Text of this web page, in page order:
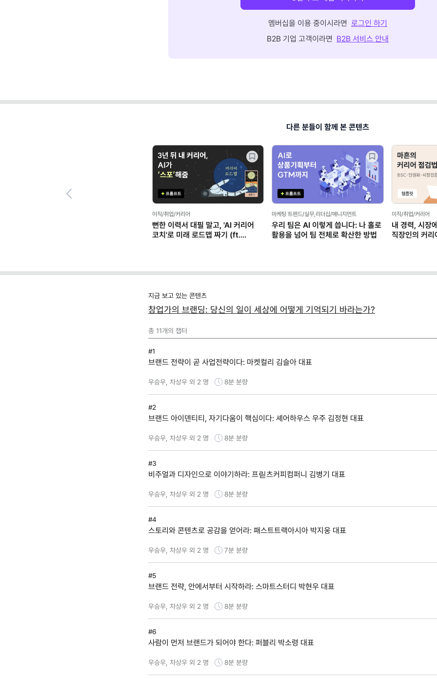
멤버십을 이용 중이시라면 로그인 하기
B2B 기업 고객이라면 B2B 서비스 안내
다른 분들이 함께 본 콘텐츠
이직/취업/커리어
뻔한 이력서 대필 말고, 'AI 커리어
코치'로 미래 로드맵 짜기 (ft.
마케팅 트렌드/실무,리더십/매니지먼트
우리 팀은 AI 이렇게 씁니다: 나 홀로
활용을 넘어 팀 전체로 확산한 방법
이직/취업/커리어
내 경력, 시장
직장인의 커리
지금 보고 있는 콘텐츠
창업가의 브랜딩: 당신의 일이 세상에 어떻게 기억되기 바라는가?
총 11개의 챕터
#1
브랜드 전략이 곧 사업전략이다: 마켓컬리 김슬아 대표
우승우, 차상우 외 2 명 8분 분량
#2
브랜드 아이덴티티, 자기다움이 핵심이다: 셰어하우스 우주 김정현 대표
우승우, 차상우 외 2 명 8분 분량
#3
비주얼과 디자인으로 이야기하라: 프릳츠커피컴퍼니 김병기 대표
우승우, 차상우 외 2 명 8분 분량
#4
스토리와 콘텐츠로 공감을 얻어라: 패스트트랙아시아 박지웅 대표
우승우, 차상우 외 2 명 7분 분량
#5
브랜드 전략, 안에서부터 시작하라: 스마트스터디 박현우 대표
우승우, 차상우 외 2 명 8분 분량
#6
사람이 먼저 브랜드가 되어야 한다: 퍼블리 박소령 대표
우승우, 차상우 외 2 명 8분 분량